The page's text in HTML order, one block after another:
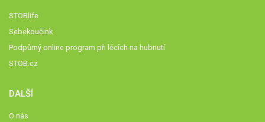
STOBlife
Sebekoučink
Podpůrný online program při lécích na hubnutí
STOB.cz
DALŠÍ
O nás